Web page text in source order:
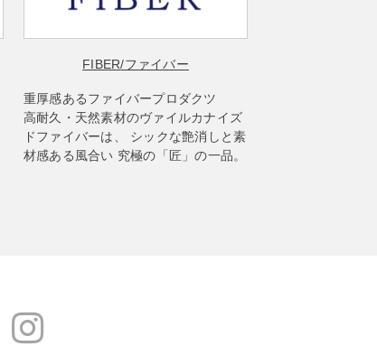
FIBER/ファイバー
重厚感あるファイバープロダクツ
高耐久・天然素材のヴァイルカナイズ
ドファイバーは、 シックな艶消しと素
材感ある風合い 究極の「匠」の一品。